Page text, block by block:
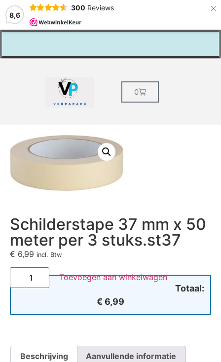
8,6
300 Reviews ×
0
Schilderstape 37 mm x 50
meter per 3 stuks.st37
€ 6,99 incl. Btw
Toevoegen aan winkelwagen
Totaal:
€ 6,99
Beschrijving Aanvullende informatie